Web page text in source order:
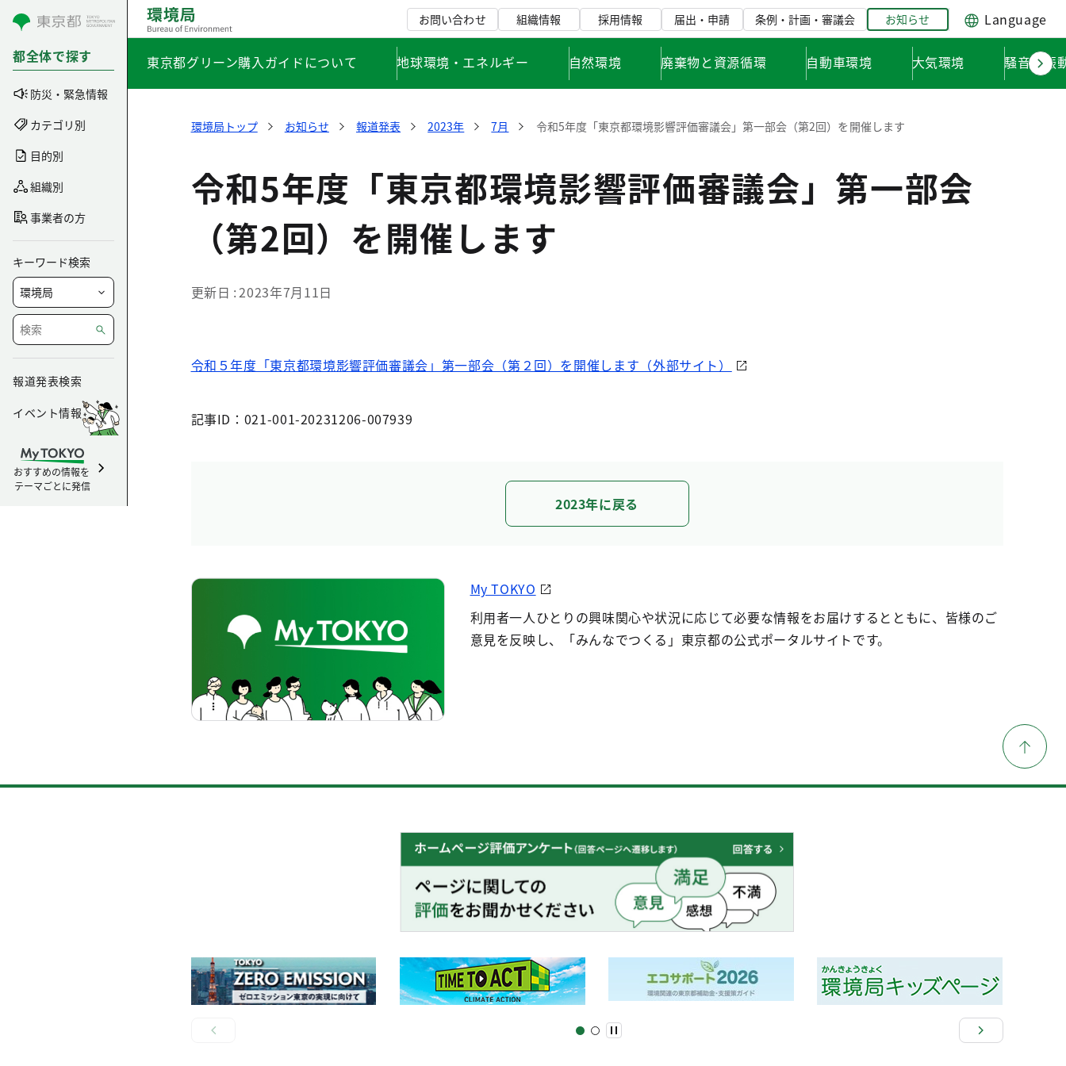
コンテンツにスキップ
都全体で探す
防災・緊急情報
カテゴリ別
目的別
組織別
事業者の方
キーワード検索
報道発表検索
イベント情報
おすすめの情報を
テーマごとに発信
お問い合わせ 組織情報 採用情報 届出・申請 条例・計画・審議会 お知らせ Language
東京都グリーン購入ガイドについて 地球環境・エネルギー 自然環境 廃棄物と資源循環 自動車環境 大気環境 騒音・振
環境局トップ お知らせ 報道発表 2023年 7月 令和5年度「東京都環境影響評価審議会」第一部会（第2回）を開催します
令和5年度「東京都環境影響評価審議会」第一部会
（第2回）を開催します
更新日 2023年7月11日
令和５年度「東京都環境影響評価審議会」第一部会（第２回）を開催します（外部サイト）
記事ID：021-001-20231206-007939
2023年に戻る
My TOKYO
利用者一人ひとりの興味関心や状況に応じて必要な情報をお届けするとともに、皆様のご
意見を反映し、「みんなでつくる」東京都の公式ポータルサイトです。